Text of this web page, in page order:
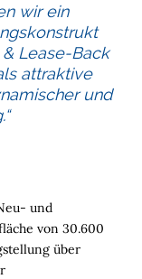
und
von 30.600
über
wir ein
Lease-Back
attraktive
und